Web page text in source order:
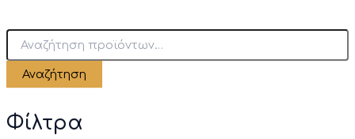
Α
τ
η
Αναζήτηση
Φίλτρα